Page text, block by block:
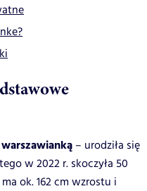
– urodziła się
w 2022 r. skoczyła 50
ok. 162 cm wzrostu i